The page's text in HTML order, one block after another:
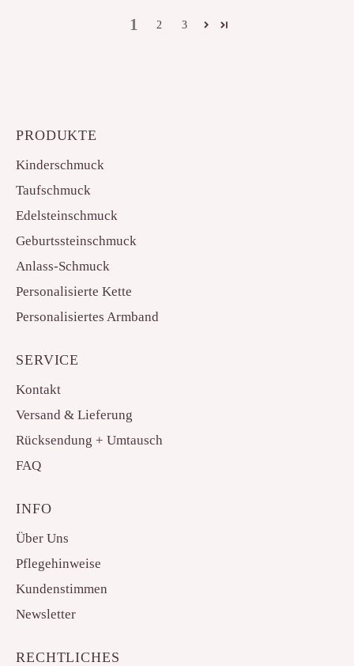
1 2 3
PRODUKTE
Kinderschmuck
Taufschmuck
Edelsteinschmuck
Geburtssteinschmuck
Anlass-Schmuck
Personalisierte Kette
Personalisiertes Armband
SERVICE
Kontakt
Versand & Lieferung
Rücksendung + Umtausch
FAQ
INFO
Über Uns
Pflegehinweise
Kundenstimmen
Newsletter
RECHTLICHES